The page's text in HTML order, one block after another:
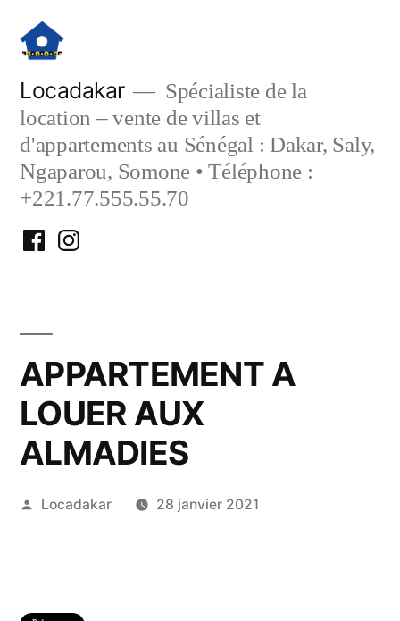
contenu
Locadakar
Spécialiste de la
location – vente de villas et
d'appartements au Sénégal : Dakar, Saly,
Ngaparou, Somone • Téléphone :
+221.77.555.55.70
FacebookInstagram
APPARTEMENT A
LOUER AUX
ALMADIES
Publié
Locadakar 28 janvier 2021